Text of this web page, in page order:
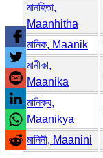
মানহিতা,
Maanhitha
মানিক, Maanik
মানীকা,
Maanika
মানিক্য,
Maanikya
মানিনী, Maanini